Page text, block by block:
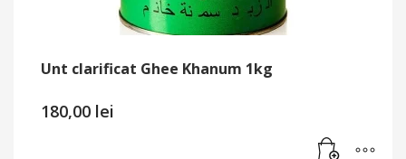
Unt clarificat Ghee Khanum 1kg
180,00 lei